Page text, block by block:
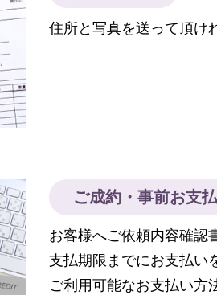
住所と写真を送って頂け
ご成約・事前お支
お客様へご依頼内容確認
支払期限までにお支払い
ご利用可能なお支払い方